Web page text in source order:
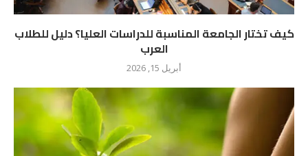
كيف تختار الجامعة المناسبة للدراسات العليا؟ دليل للطلاب
العرب
أبريل 15, 2026